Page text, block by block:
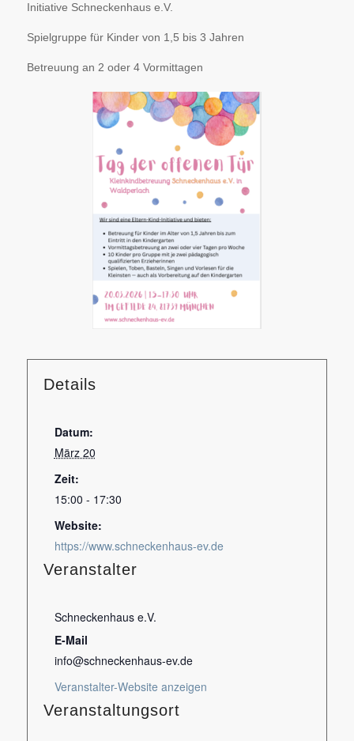
Initiative Schneckenhaus e.V.
Spielgruppe für Kinder von 1,5 bis 3 Jahren
Betreuung an 2 oder 4 Vormittagen
Details
Datum:
März 20
Zeit:
15:00 - 17:30
Website:
https://www.schneckenhaus-ev.de
Veranstaltungsort
Veranstalter
Schneckenhaus e.V.
E-Mail
info@schneckenhaus-ev.de
Veranstalter-Website anzeigen